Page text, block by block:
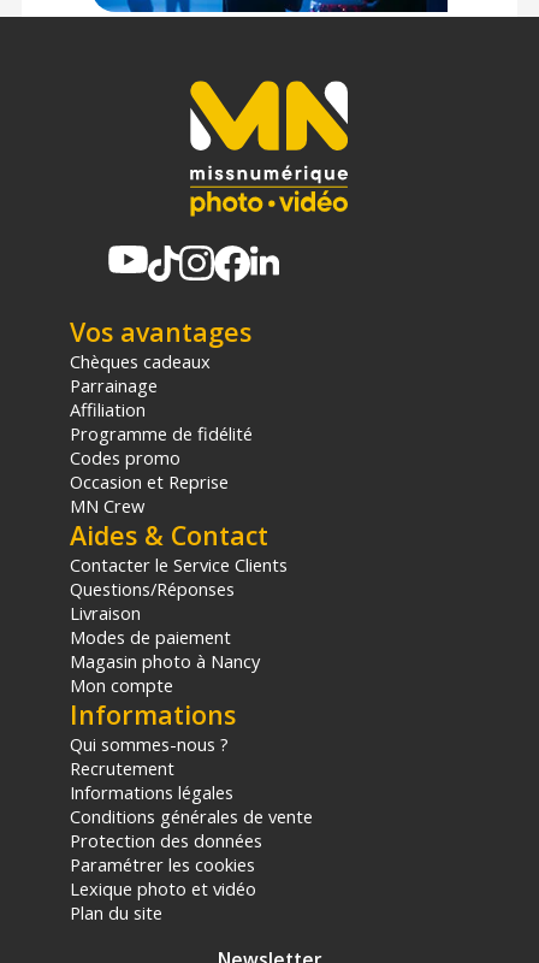
poids/puissance de votre multirotor, le boîtier d'émission
affiche fièrement 5,1 grammes sur la balance pour une
épaisseur de seulement 6 mm. Acceptant une tension
d'entrée de 3,7 à 13,2 volts, il s'alimente directement sur des
batteries 1S à 3S, ce qui le rend compatible avec une
immense variété de configurations, du minuscule cinewhoop
de vol en intérieur jusqu'au drone de freestyle agressif.
Autre avantage majeur sur le terrain : l'intégration d'une
mémoire de stockage de 23 Go directement soudée sur la
Caractéristiques du module de transmission DJI O4
Wide Air Unit :
CAMÉRA FPV
Marque : DJI
Type de capteur : CMOS 1/2 pouce
Pixels effectifs : 12 MP
Objectif : Champ de vision de 159 degrés avec ouverture
f/2.8
Définition vidéo maximale : 4K à 60 images par seconde
Format d'image : MP4
Stabilisation : RockSteady 3.0+ et compatibilité Gyroflow
Système amovible : Oui
Dimensions de la caméra : 20,5 x 14 x 20,5 mm
UNITÉ AÉRIENNE ET TRANSMISSION
Système de transmission : DJI O4
Latence minimale avec Goggles 3 : 20 ms (mode Course,
1080p/100 ips)
Latence minimale avec Goggles N3 : 24 ms (mode Course,
1080p/100 ips)
Latence avec Goggles 2 ou Integra : Inférieure à 35 ms
(1080p/100 ips)
Vos avantages
Chèques cadeaux
Parrainage
Affiliation
Programme de fidélité
Codes promo
Occasion et Reprise
MN Crew
Aides & Contact
Contacter le Service Clients
Questions/Réponses
Livraison
Modes de paiement
Magasin photo à Nancy
Mon compte
Informations
Qui sommes-nous ?
Recrutement
Informations légales
Conditions générales de vente
Protection des données
Paramétrer les cookies
Lexique photo et vidéo
Plan du site